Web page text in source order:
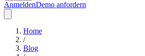
AnmeldenDemo anfordern
Home
/
Blog